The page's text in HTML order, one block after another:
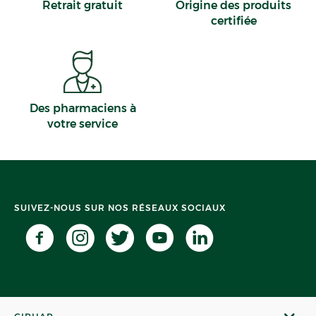
PHARMACIE DELALANDE LE
DANTEC - Paris 11
Fermé · Ouvre le 10 août à 09:00
PLUS D'INFO ITINÉRAIRE
CHOISIR CETTE PHARMACIE
PHARMACIE DES ANTIQUAIRES -
Retrait gratuit
Origine des produits
certifiée
Des pharmaciens à
votre service
SUIVEZ-NOUS SUR NOS RÉSEAUX SOCIAUX